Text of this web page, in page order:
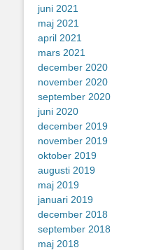
juni 2021
maj 2021
april 2021
mars 2021
december 2020
november 2020
september 2020
juni 2020
december 2019
november 2019
oktober 2019
augusti 2019
maj 2019
januari 2019
december 2018
september 2018
maj 2018